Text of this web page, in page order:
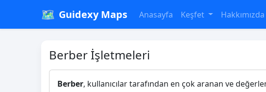
🗺️ Guidexy Maps Anasayfa Keşfet Hakkımızda
Berber İşletmeleri
Berber, kullanıcılar tarafından en çok aranan ve